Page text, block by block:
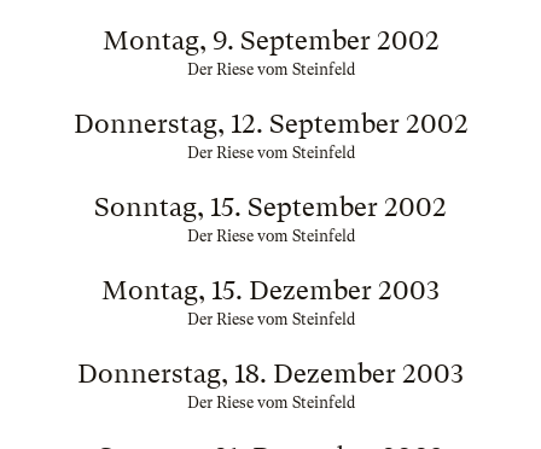
Montag, 9. September 2002
Der Riese vom Steinfeld
Donnerstag, 12. September 2002
Der Riese vom Steinfeld
Sonntag, 15. September 2002
Der Riese vom Steinfeld
Montag, 15. Dezember 2003
Der Riese vom Steinfeld
Donnerstag, 18. Dezember 2003
Der Riese vom Steinfeld